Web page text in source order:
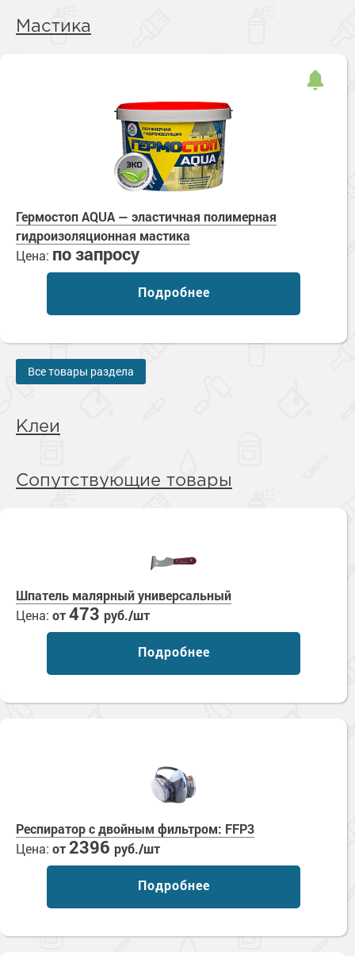
Мастика
Гермостоп AQUA — эластичная полимерная
гидроизоляционная мастика
Цена: по запросу
Подробнее
Все товары раздела
Клеи
Сопутствующие товары
Шпатель малярный универсальный
Цена: от473 руб./шт
Подробнее
Респиратор с двойным фильтром: FFP3
Цена: от2396 руб./шт
Подробнее